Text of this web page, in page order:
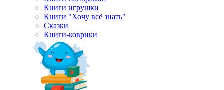
Книги игрушки
Книги "Хочу всё знать"
Сказки
Книги-коврики